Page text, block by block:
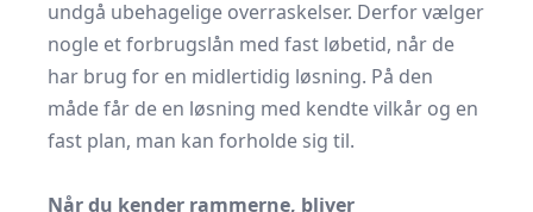
undgå ubehagelige overraskelser. Derfor vælger
nogle etforbrugslån med fast løbetid, når de
har brug for en midlertidig løsning. På den
måde får de en løsning med kendte vilkår og en
fast plan, man kan forholde sig til.
Når du kender rammerne, bliver